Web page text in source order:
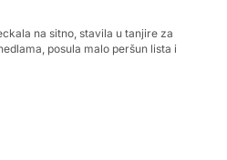
na sitno, stavila u tanjire za
posula malo peršun lista i